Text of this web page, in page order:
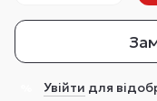
Увійти для